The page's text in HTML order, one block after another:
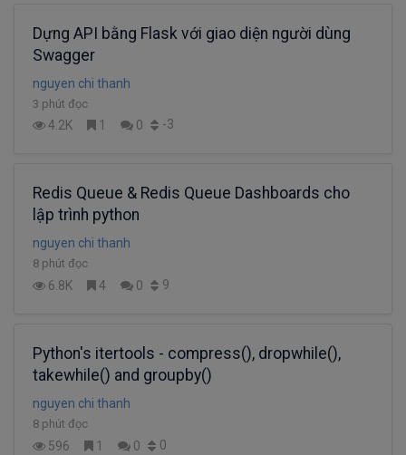
Dựng API bằng Flask với giao diện người dùng
Swagger
nguyen chi thanh
3 phút đọc
4.2K 1 0 -3
Redis Queue & Redis Queue Dashboards cho
lập trình python
nguyen chi thanh
8 phút đọc
6.8K 4 0 9
Python's itertools - compress(), dropwhile(),
takewhile() and groupby()
nguyen chi thanh
8 phút đọc
596 1 0 0